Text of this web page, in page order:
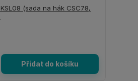
(sada na hák CSC78,
Přidat do košíku